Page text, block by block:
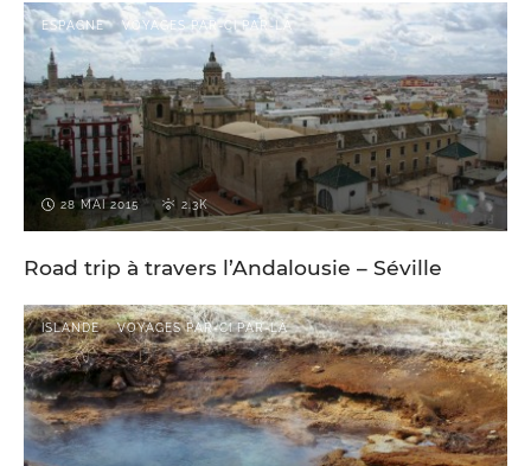
ESPAGNE VOYAGES PAR-CI PAR-LÀ
28 MAI 2015 2.3K
Road trip à travers l’Andalousie – Séville
ISLANDE VOYAGES PAR-CI PAR-LÀ